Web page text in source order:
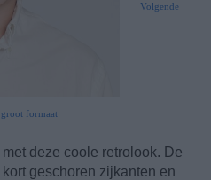
formaat
Volgende
deze coole retrolook. De
geschoren zijkanten en